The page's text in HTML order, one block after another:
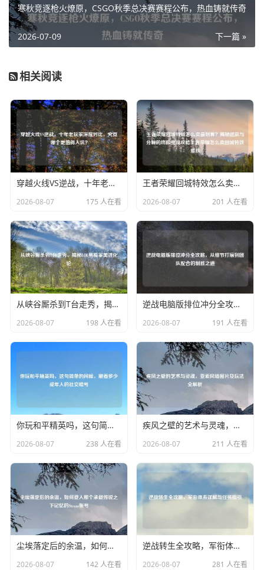
寒秋竞逐枪火燎原，CSGO秋季总决赛赛程公布，热血铸就传奇
下一篇 »
2026-07-09
相关阅读
穿越火线VS逆战，十年老玩家深度对比，究竟哪个更值得入坑？
2026-08-07 175 人在看
王者荣耀回城特效怎么卖最划算？揭秘退款与分解的终极变现攻略王者荣耀怎么卖回城特效皮肤
2026-08-07 201 人在看
从峡谷厮杀到T台走秀，揭秘LOL男模审美进化论
2026-08-07 198 人在看
逆战电脑版排位冲分全攻略，从细节打磨到团队配合的制胜之道
2026-08-07 191 人在看
你玩和平精英吗，这句简单的问候，藏着多少成年人的社交暗号
2026-08-07 238 人在看
疾风之壁的艺术与灵魂，亚索风墙图片及玩法全解析
2026-08-07 211 人在看
尘埃落定后的余温，如何登入那个承载传说之下记忆的Steam帐号
2026-08-07 142 人在看
逆战转生全攻略，军衔体系详解与任务指引
2026-08-07 281 人在看